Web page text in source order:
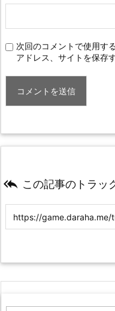
次回のコメントで使用す
アドレス、サイトを保存す
 この記事のトラッ